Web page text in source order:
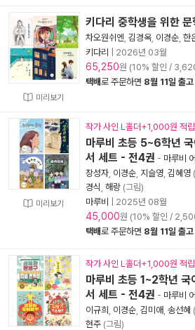
미리보기
키다리 중학생을 위한
차오원쉬엔 김경옥 이경순 한
키다리
2026년 03월
65,250원 (10% 할인 /
택배로 주문하면 8월 11일 출고
미리보기
작가 사인 L홀더+1,000원 적
마루비 초등 5~6학년
서 세트 - 전4권 - 마루비
장성자 이경순 지슬영 김혜영
경식 해랑 (그림)
마루비
2025년 08월
45,000원 (10% 할인 /
택배로 주문하면 8월 11일 출고
작가 사인 L홀더+1,000원 적
마루비 초등 1~2학년 국
서 세트 - 전4권 - 마루비
이규희
이경순 김미애 송선혜
현주 (그림)